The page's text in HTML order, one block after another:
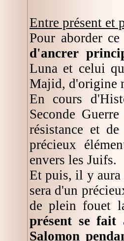
Entre présent et
Pour aborder
d'ancrer
Luna et celui
Majid, d'origine
En cours
Seconde
résistance et
précieux
envers les Juifs.
Et puis, il y aura
sera d'un
de plein fouet
présent se fait
Salomon